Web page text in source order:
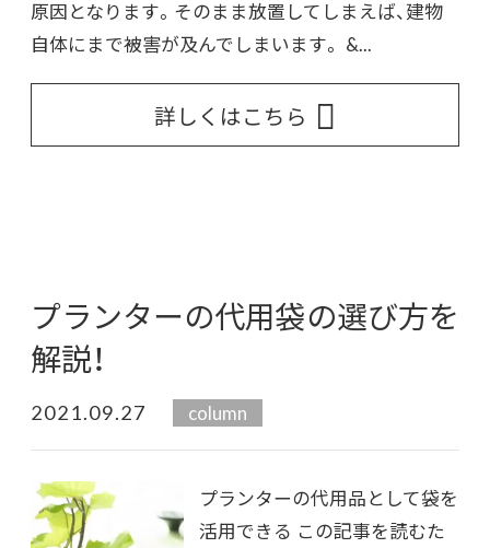
原因となります。そのまま放置してしまえば、建物
自体にまで被害が及んでしまいます。 &...
詳しくはこちら
プランターの代用袋の選び方を
解説！
2021.09.27 column
プランターの代用品として袋を
活用できる この記事を読むた